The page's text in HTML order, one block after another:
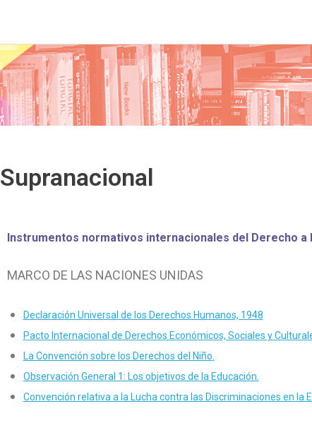
Supranacional
Instrumentos normativos internacionales del Derecho a
MARCO DE LAS NACIONES UNIDAS
Declaración Universal de los Derechos Humanos, 1948
Pacto Internacional de Derechos Económicos, Sociales y
La Convención sobre los Derechos del Niño
Observación General 1: Los objetivos de la Educación.
Convención relativa a la Lucha contra las Discriminaciones en la